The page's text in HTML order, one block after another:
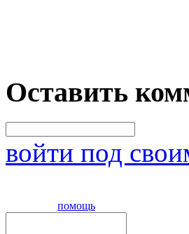
Оставить
войти под
помощь